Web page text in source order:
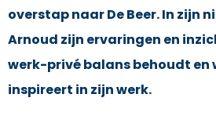
overstap naar De Beer. In zijn
Arnoud zijn ervaringen en
werk-privé balans behoudt en
inspireert in zijn werk.